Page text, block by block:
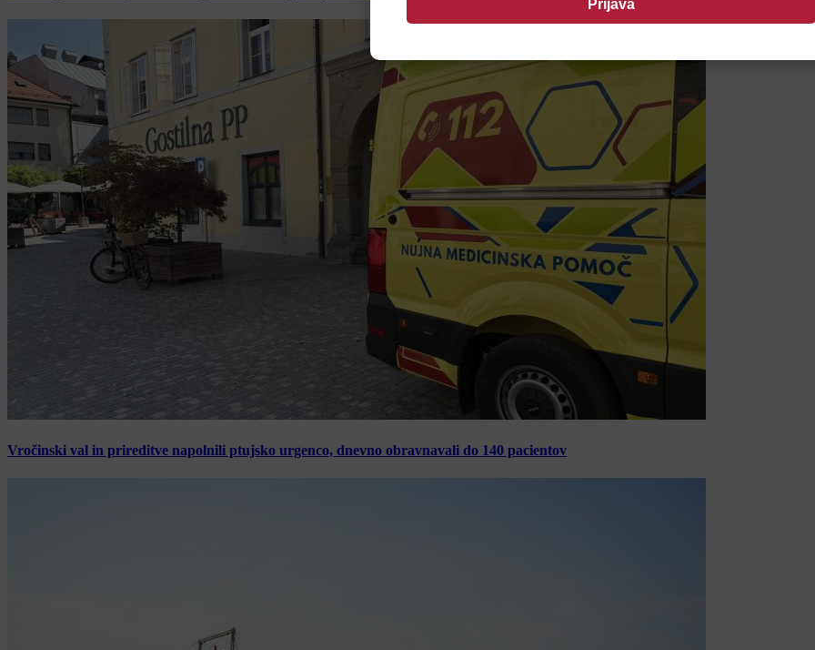
Vročinski val in prireditve napolnili ptujsko urgenco, dnevno obravnavali do 140 pacientov